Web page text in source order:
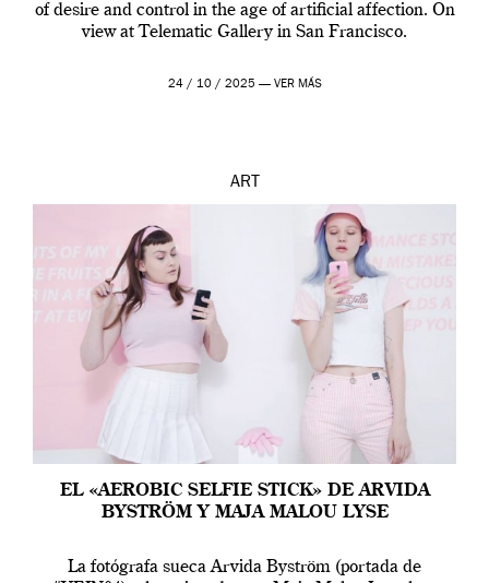
of desire and control in the age of artificial affection. On
view at Telematic Gallery in San Francisco.
24 / 10 / 2025 — VER MÁS
ART
EL «AEROBIC SELFIE STICK» DE ARVIDA
BYSTRÖM Y MAJA MALOU LYSE
La fotógrafa sueca Arvida Byström (portada de